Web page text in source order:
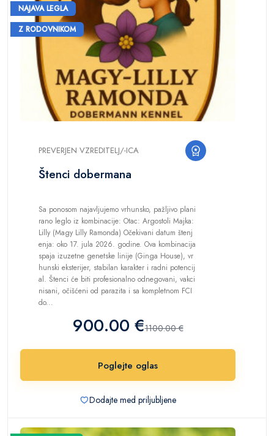
NAJAVA LEGLA
Z RODOVNIKOM
PREVERJEN VZREDITELJ/-ICA
Štenci dobermana
Sa ponosom najavljujemo vrhunsko, pažljivo plani
rano leglo iz kombinacije: Otac: Argostoli Majka:
Lilly (Magy Lilly Ramonda) Očekivani datum štenj
enja: oko 17. jula 2026. godine. Ova kombinacija
spaja izuzetne genetske linije (Ginga House), vr
hunski eksterijer, stabilan karakter i radni potencij
al. Štenci će biti profesionalno odnegovani, vakci
nisani, očišćeni od parazita i sa kompletnom FCI
do...
900.00 €1100.00 €
Poglejte oglas
Dodajte med priljubljene